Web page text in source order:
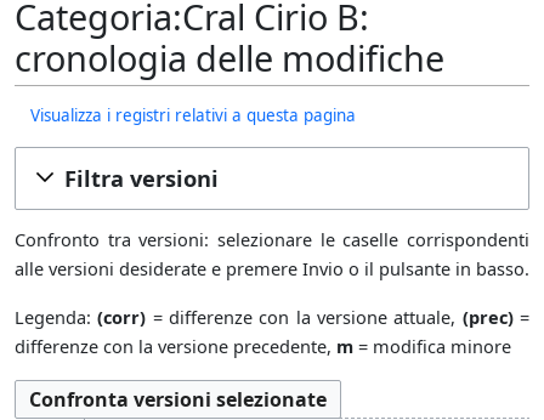
Categoria:Cral Cirio B:
cronologia delle modifiche
Visualizza i registri relativi a questa pagina
Filtra versioni
Confronto tra versioni: selezionare le caselle corrispondenti
alle versioni desiderate e premere Invio o il pulsante in basso.
Legenda:(corr) = differenze con la versione attuale, (prec)=
differenze con la versione precedente, m = modifica minore